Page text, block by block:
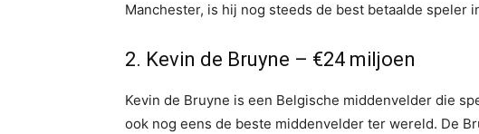
Manchester, is hij nog steeds de best betaalde speler
2. Kevin de Bruyne – €24 miljoen
Kevin de Bruyne is een Belgische middenvelder die
ook nog eens de beste middenvelder ter wereld. De